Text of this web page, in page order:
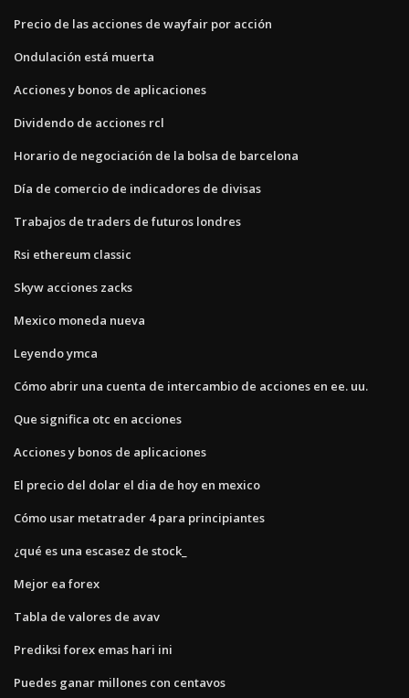
Precio de las acciones de wayfair por acción
Ondulación está muerta
Acciones y bonos de aplicaciones
Dividendo de acciones rcl
Horario de negociación de la bolsa de barcelona
Día de comercio de indicadores de divisas
Trabajos de traders de futuros londres
Rsi ethereum classic
Skyw acciones zacks
Mexico moneda nueva
Leyendo ymca
Cómo abrir una cuenta de intercambio de acciones en ee. uu.
Que significa otc en acciones
Acciones y bonos de aplicaciones
El precio del dolar el dia de hoy en mexico
Cómo usar metatrader 4 para principiantes
¿qué es una escasez de stock_
Mejor ea forex
Tabla de valores de avav
Prediksi forex emas hari ini
Puedes ganar millones con centavos